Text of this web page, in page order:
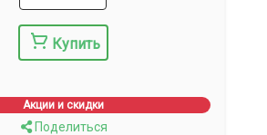
Купить
Акции и скидки
Поделиться